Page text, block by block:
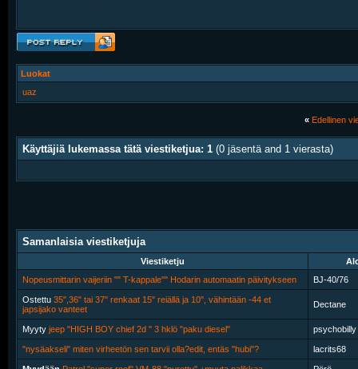
Luokat
uaz
« Edellinen
Käyttäjiä lukemassa tätä viestiketjua: 1 (0 jäsentä and 1 vierasta)
Samanlaisia viestiketjuja
Viestiketju
Nopeusmittarin vaijeriin "" T-kappale"" Hodarin automaatin päivitykseen
BJ-40/76
Ostettu 35",36" tai 37" renkaat 15" reiällä ja 10", vähintään -44 et
japsijako vanteet
Dectane
Myyty jeep "HIGH BOY chief 2d " 3 hklö "paku diesel" psychobilly
"nysäakseli" miten virheetön sen tarvii olla?edit, entäs "hubi"? lacrits68